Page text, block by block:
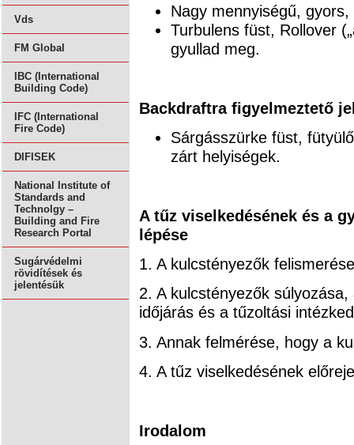
Vds
FM Global
IBC (International
Building Code)
IFC (International
Fire Code)
DIFISEK
National Institute of
Standards and
Technolgy –
Building and Fire
Research Portal
Sugárvédelmi
rövidítések és
jelentésük
Nagy mennyiségű,
Turbulens füst, Rollover
gyullad meg.
Backdraftra figyelmeztető
Sárgásszürke füst,
zárt helyiségek.
A tűz viselkedésének és a
lépése
1. A kulcstényezők
2. A kulcstényezők
időjárás és a tűzoltási
3. Annak felmérése, hogy a
4. A tűz viselkedésének
Irodalom